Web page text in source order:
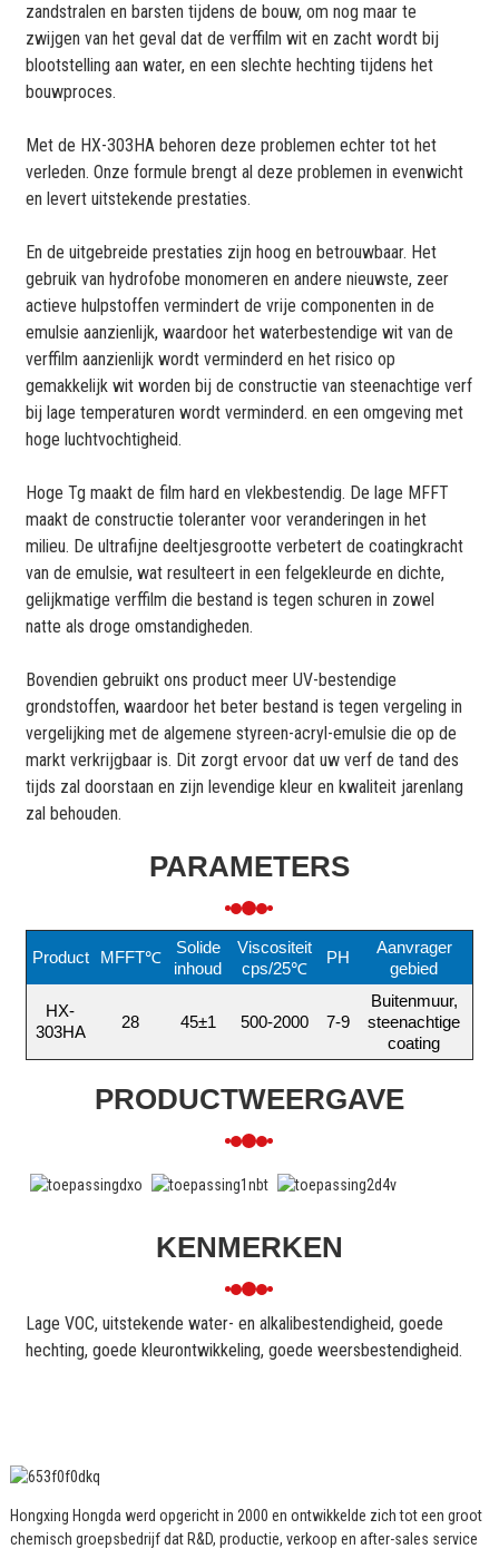
zandstralen en barsten tijdens de bouw, om nog maar te
zwijgen van het geval dat de verffilm wit en zacht wordt bij
blootstelling aan water, en een slechte hechting tijdens het
bouwproces.
Met de HX-303HA behoren deze problemen echter tot het
verleden. Onze formule brengt al deze problemen in evenwicht
en levert uitstekende prestaties.
En de uitgebreide prestaties zijn hoog en betrouwbaar. Het
gebruik van hydrofobe monomeren en andere nieuwste, zeer
actieve hulpstoffen vermindert de vrije componenten in de
emulsie aanzienlijk, waardoor het waterbestendige wit van de
verffilm aanzienlijk wordt verminderd en het risico op
gemakkelijk wit worden bij de constructie van steenachtige verf
bij lage temperaturen wordt verminderd. en een omgeving met
hoge luchtvochtigheid.
Hoge Tg maakt de film hard en vlekbestendig. De lage MFFT
maakt de constructie toleranter voor veranderingen in het
milieu. De ultrafijne deeltjesgrootte verbetert de coatingkracht
van de emulsie, wat resulteert in een felgekleurde en dichte,
gelijkmatige verffilm die bestand is tegen schuren in zowel
natte als droge omstandigheden.
Bovendien gebruikt ons product meer UV-bestendige
grondstoffen, waardoor het beter bestand is tegen vergeling in
vergelijking met de algemene styreen-acryl-emulsie die op de
markt verkrijgbaar is. Dit zorgt ervoor dat uw verf de tand des
tijds zal doorstaan ​​en zijn levendige kleur en kwaliteit jarenlang
zal behouden.
PARAMETERS
Product MFFT℃
Solide
inhoud
Viscositeit
cps/25℃
PH
Aanvrager
gebied
HX-
303HA
28 45±1 500-2000 7-9
Buitenmuur,
steenachtige
coating
PRODUCTWEERGAVE
KENMERKEN
Lage VOC, uitstekende water- en alkalibestendigheid, goede
hechting, goede kleurontwikkeling, goede weersbestendigheid.
Hongxing Hongda werd opgericht in 2000 en ontwikkelde zich tot een groot
chemisch groepsbedrijf dat R&D, productie, verkoop en after-sales service